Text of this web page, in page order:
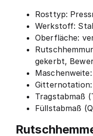
Rosttyp:
Werkstoff:
Oberfläche:
gekerbt,
Gitternotation:
Tragstabmaß
Füllstabmaß